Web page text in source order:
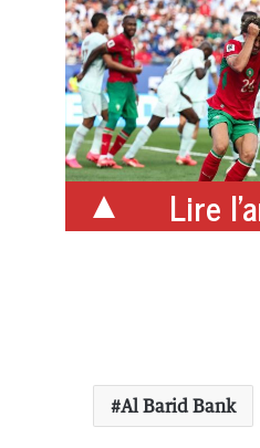
Lire
Al Barid Bank